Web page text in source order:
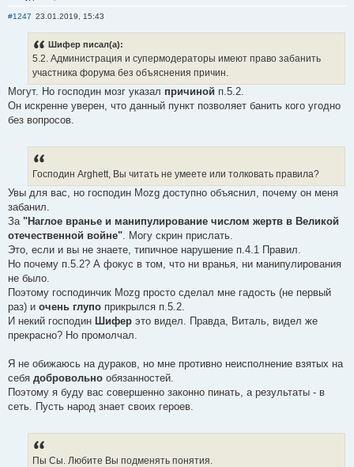
#1247 23.01.2019, 15:43
Шифер писал(а):
5.2. Администрация и супермодераторы имеют право забанить
участника форума без объяснения причин.
Могут. Но господин мозг указал причиной п.5.2.
Он искренне уверен, что данный пункт позволяет банить кого угодно
без вопросов.
Господин Arghett, Вы читать не умеете или толковать правила?
Увы для вас, но господин Mozg доступно объяснил, почему он меня
забанил.
За "Наглое вранье и манипулирование числом жертв в Великой
отечественной войне" . Могу скрин прислать.
Это, если и вы не знаете, типичное нарушение п.4.1 Правил.
Но почему п.5.2? А фокус в том, что ни вранья, ни манипулирования
не было.
Поэтому господинчик Mozg просто сделал мне гадость (не первый
раз) и очень глупо прикрылся п.5.2.
И некий господин Шифер это видел. Правда, Виталь, видел же
прекрасно? Но промолчал.
Я не обижаюсь на дураков, но мне противно неисполнение взятых на
себя добровольно обязанностей.
Поэтому я буду вас совершенно законно пинать, а результаты - в
сеть. Пусть народ знает своих героев.
Пы Сы. Любите Вы подменять понятия.